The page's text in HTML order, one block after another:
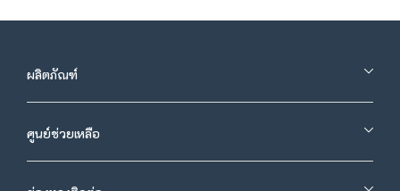
ผลิตภัณฑ์
ศูนย์ช่วยเหลือ